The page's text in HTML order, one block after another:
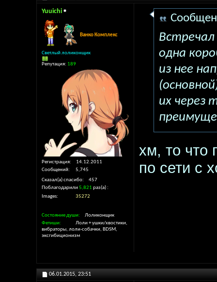
Yuuichi
Ванко Комплекс
Светлый лоликонщик
Репутация: 189
Регистрация
14.12.2011
Сообщений
5,745
Сказал(а) спасибо
457
Поблагодарили5,821 раз(а)
Images
35272
Состояние души
Лоликонщик
Фетиши
Лоли + ушки/хвостики,
вибраторы, лоли-собачки, BDSM,
эксгибиционизм
одна
из нее
их через
хм, то что
по сети с
06.01.2015, 23:51